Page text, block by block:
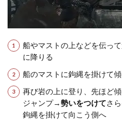
船やマストの上などを伝っ
に降りる
船のマストに鉤縄を掛けて
再び岩の上に登り、先ほど
ジャンプ→勢いをつけてさ
鉤縄を掛けて向こう側へ